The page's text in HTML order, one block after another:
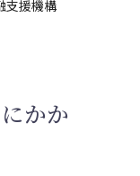
支援機構
かか